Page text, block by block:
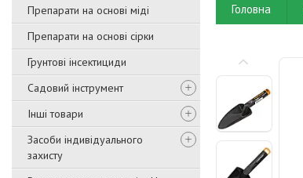
Препарати на основі міді
Препарати на основі сірки
Грунтові інсектициди
Садовий інструмент
Інші товари
Засоби індивідуального
захисту
Головна